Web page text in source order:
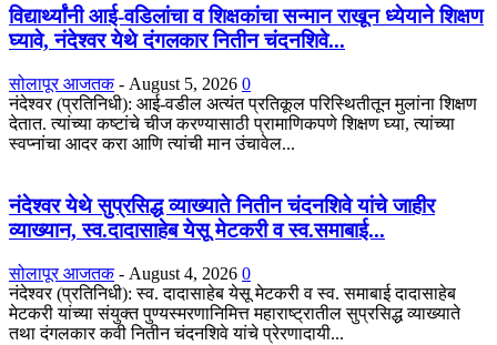
विद्यार्थ्यांनी आई-वडिलांचा व शिक्षकांचा सन्मान राखून ध्येयाने शिक्षण
घ्यावे, नंदेश्वर येथे दंगलकार नितीन चंदनशिवे...
सोलापूर आजतक - August 5, 2026 0
नंदेश्वर (प्रतिनिधी): आई-वडील अत्यंत प्रतिकूल परिस्थितीतून मुलांना शिक्षण
देतात. त्यांच्या कष्टांचे चीज करण्यासाठी प्रामाणिकपणे शिक्षण घ्या, त्यांच्या
स्वप्नांचा आदर करा आणि त्यांची मान उंचावेल...
नंदेश्वर येथे सुप्रसिद्ध व्याख्याते नितीन चंदनशिवे यांचे जाहीर
व्याख्यान, स्व.दादासाहेब येसू मेटकरी व स्व.समाबाई...
सोलापूर आजतक - August 4, 2026 0
नंदेश्वर (प्रतिनिधी): स्व. दादासाहेब येसू मेटकरी व स्व. समाबाई दादासाहेब
मेटकरी यांच्या संयुक्त पुण्यस्मरणानिमित्त महाराष्ट्रातील सुप्रसिद्ध व्याख्याते
तथा दंगलकार कवी नितीन चंदनशिवे यांचे प्रेरणादायी...